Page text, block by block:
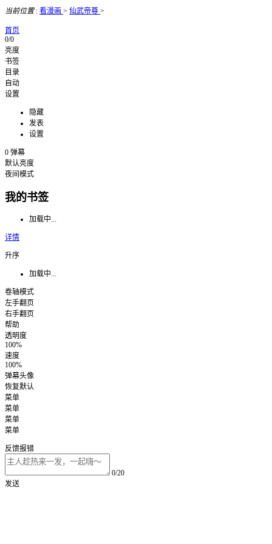
当前位置: 看漫画 > 仙武帝尊 >
首页
0/0
亮度
书签
目录
自动
设置
隐藏
发表
设置
0 弹幕
默认亮度
夜间模式
我的书签
加载中...
详情
升序
加载中...
卷轴模式
左手翻页
右手翻页
帮助
透明度
100%
速度
100%
弹幕头像
恢复默认
菜单
菜单
菜单
菜单
反馈报错
0/20
发送